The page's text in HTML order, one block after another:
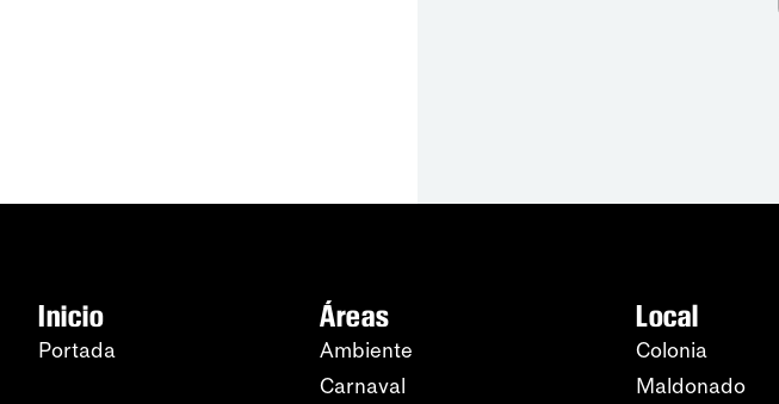
Inicio
Portada
Áreas
Ambiente
Carnaval
Local
Colonia
Maldonado